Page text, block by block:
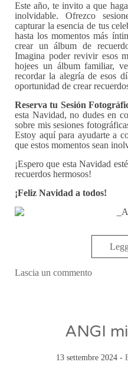
Este año, te invito a que
inolvidable. Ofrezco
capturar la esencia de tus
hasta los momentos más
crear un álbum de
Imagina poder revivir esos
hojees un álbum familiar,
recordar la alegría de esos
oportunidad de crear
Reserva tu Sesión
esta Navidad, no dudes en
sobre mis sesiones
Estoy aquí para ayudarte a
que estos momentos sean
¡Espero que esta Navidad
recuerdos hermosos!
¡Feliz Navidad a todos!
Lascia un commento
ANGI
13 settembre 2024 -